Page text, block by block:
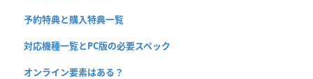
予約特典と購入特典一覧
対応機種一覧とPC版の必要スペック
オンライン要素はある？